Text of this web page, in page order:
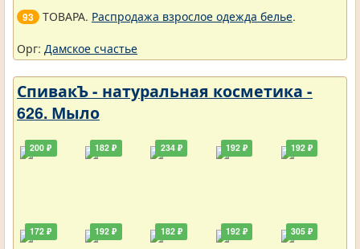
93 ТОВАРА. Распродажа взрослое одежда белье.
Орг: Дамское счастье
СпивакЪ - натуральная косметика -
626. Мыло
200 ₽
172 ₽
182 ₽
192 ₽
234 ₽
182 ₽
192 ₽
192 ₽
192 ₽
305 ₽